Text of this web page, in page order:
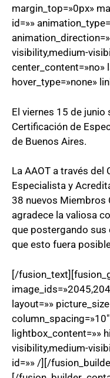
margin_top=»0px»
id=»»
visibility,medium-
center_content=»no»
hover_type=»none»
El viernes 15 de
Certificación de
de Buenos Aires.
La AAOT a través
Especialista y
38 nuevos
agradece la valiosa
que postergando sus
que esto fuera
[/
layout=»»
lightbox_content=»»
visibility,medium-
id=»» /][/